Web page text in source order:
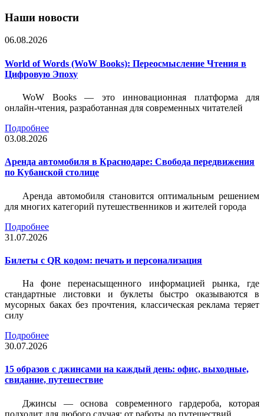
Наши новости
06.08.2026
World of Words (WoW Books): Переосмысление Чтения в
Цифровую Эпоху
WoW Books — это инновационная платформа для
онлайн-чтения, разработанная для современных читателей
Подробнее
03.08.2026
Аренда автомобиля в Краснодаре: Свобода передвижения
по Кубанской столице
Аренда автомобиля становится оптимальным решением
для многих категорий путешественников и жителей города
Подробнее
31.07.2026
Билеты c QR кодом: печать и персонализация
На фоне перенасыщенного информацией рынка, где
стандартные листовки и буклеты быстро оказываются в
мусорных баках без прочтения, классическая реклама теряет
силу
Подробнее
30.07.2026
15 образов с джинсами на каждый день: офис, выходные,
свидание, путешествие
Джинсы — основа современного гардероба, которая
подходит для любого случая: от работы до путешествий